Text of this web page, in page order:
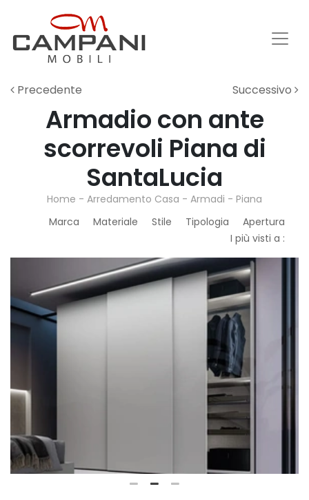
Precedente Successivo
Armadio con ante
scorrevoli Piana di
SantaLucia
Home - Arredamento Casa - Armadi - Piana
Marca
Materiale Stile Tipologia
Apertura
I più visti a :